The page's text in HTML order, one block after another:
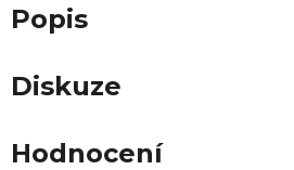
Popis
Diskuze
Hodnocení